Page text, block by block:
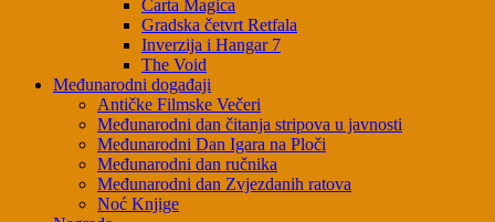
Carta Magica
Gradska četvrt Retfala
Inverzija i Hangar 7
The Void
Međunarodni događaji
Antičke Filmske Večeri
Međunarodni dan čitanja stripova u javnosti
Međunarodni Dan Igara na Ploči
Međunarodni dan ručnika
Međunarodni dan Zvjezdanih ratova
Noć Knjige